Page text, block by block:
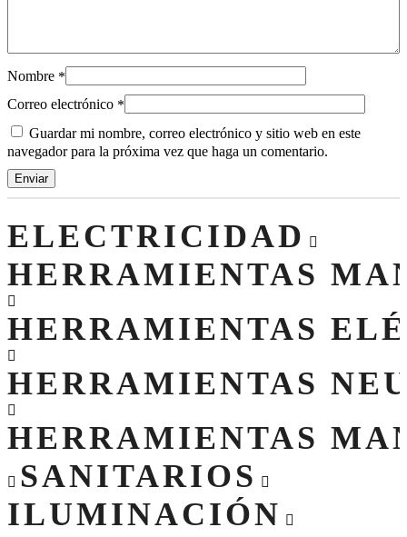
Nombre *
Correo electrónico *
Guardar mi nombre, correo electrónico y sitio web en este
navegador para la próxima vez que haga un comentario.